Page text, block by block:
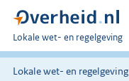
U
bent
hier:
Lokale wet- en regelgeving
Lokale wet- en regelgeving